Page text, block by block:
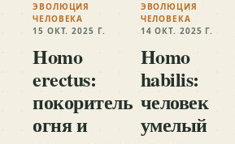
ЭВОЛЮЦИЯ
ЧЕЛОВЕКА
15 ОКТ. 2025 Г.
Homo
erectus:
покоритель
огня и
ЭВОЛЮЦИЯ
ЧЕЛОВЕКА
14 ОКТ. 2025 Г.
Homo
habilis:
человек
умелый